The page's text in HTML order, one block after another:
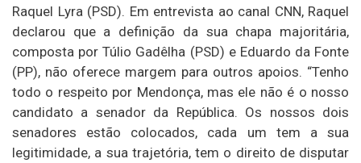
Raquel Lyra (PSD). Em entrevista ao canal CNN, Raquel
declarou que a definição da sua chapa majoritária,
composta por Túlio Gadêlha (PSD) e Eduardo da Fonte
(PP), não oferece margem para outros apoios. “Tenho
todo o respeito por Mendonça, mas ele não é o nosso
candidato a senador da República. Os nossos dois
senadores estão colocados, cada um tem a sua
legitimidade, a sua trajetória, tem o direito de disputar